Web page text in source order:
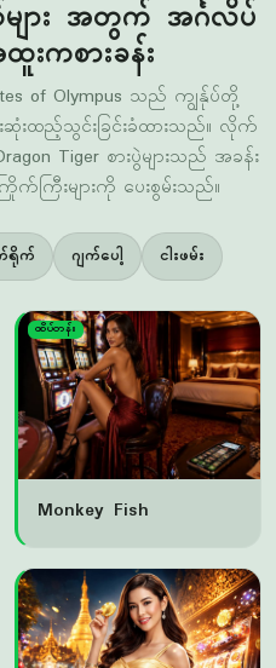
of Olympus သည် ကျွန်ုပ်တို့
ဆုံးထည့်သွင်းခြင်းခံထားသည်။ လိုက်
Tiger စားပွဲများသည် အခန်း
ကြီးများကို ပေးစွမ်းသည်။
ရိုက် ဂျက်ပေါ့ ငါးဖမ်း
ထိပ်တန်း
Monkey Fish